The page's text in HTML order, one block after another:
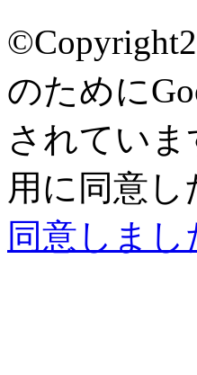
のために
されてい
用に同意
同意しまし